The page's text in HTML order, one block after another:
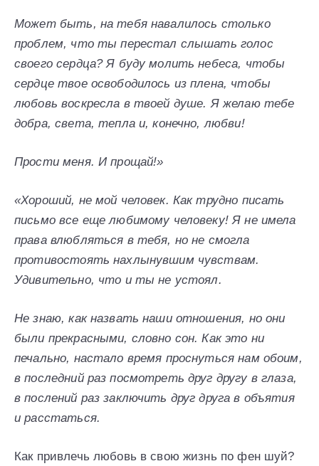
Может быть, на тебя навалилось столько
проблем, что ты перестал слышать голос
своего сердца? Я буду молить небеса, чтобы
сердце твое освободилось из плена, чтобы
любовь воскресла в твоей душе. Я желаю тебе
добра, света, тепла и, конечно, любви!
Прости меня. И прощай!»
«Хороший, не мой человек. Как трудно писать
письмо все еще любимому человеку! Я не имела
права влюбляться в тебя, но не смогла
противостоять нахлынувшим чувствам.
Удивительно, что и ты не устоял.
Не знаю, как назвать наши отношения, но они
были прекрасными, словно сон. Как это ни
печально, настало время проснуться нам обоим,
в последний раз посмотреть друг другу в глаза,
в послений раз заключить друг друга в объятия
и расстаться.
Как привлечь любовь в свою жизнь по фен шуй?